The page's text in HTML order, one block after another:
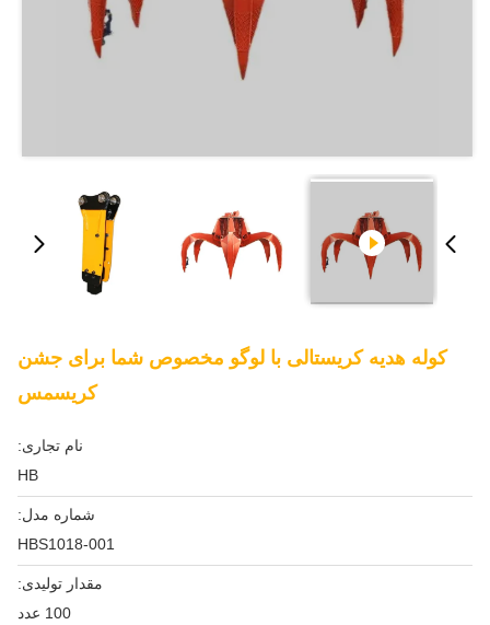
کوله هدیه کریستالی با لوگو مخصوص شما برای جشن
کریسمس
نام تجاری:
HB
شماره مدل:
HBS1018-001
مقدار تولیدی:
100 عدد